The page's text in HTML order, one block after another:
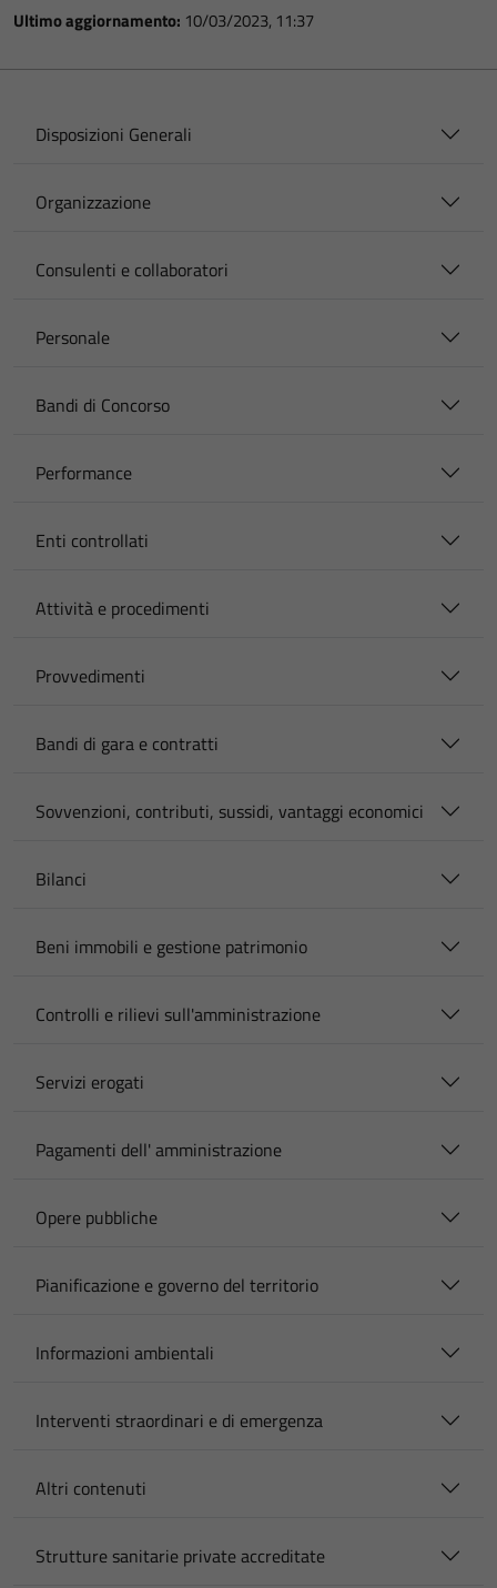
Ultimo aggiornamento: 10/03/2023, 11:37
Disposizioni Generali
Organizzazione
Consulenti e collaboratori
Personale
Bandi di Concorso
Performance
Enti controllati
Attività e procedimenti
Provvedimenti
Bandi di gara e contratti
Sovvenzioni, contributi, sussidi, vantaggi economici
Bilanci
Beni immobili e gestione patrimonio
Controlli e rilievi sull'amministrazione
Servizi erogati
Pagamenti dell' amministrazione
Opere pubbliche
Pianificazione e governo del territorio
Informazioni ambientali
Interventi straordinari e di emergenza
Altri contenuti
Strutture sanitarie private accreditate